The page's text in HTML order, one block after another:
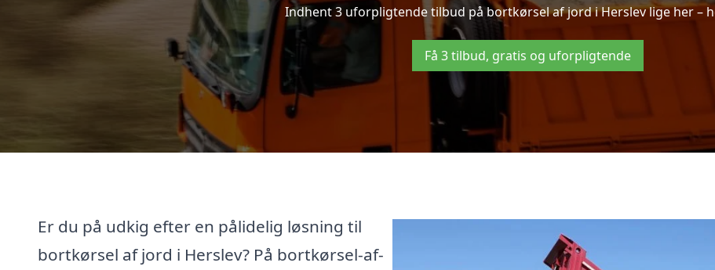
Indhent 3 uforpligtende tilbud på bortkørsel af jord i Herslev lige her –
Få 3 tilbud, gratis og uforpligtende
Er du på udkig efter en pålidelig løsning til
bortkørsel af jord i Herslev? På bortkørsel-af-